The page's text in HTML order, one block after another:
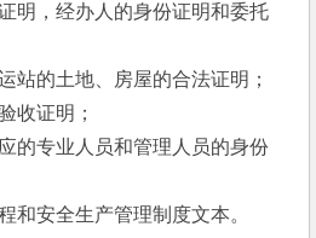
，经办人的身份证明和委托
的土地、房屋的合法证明；
证明；
专业人员和管理人员的身份
安全生产管理制度文本。